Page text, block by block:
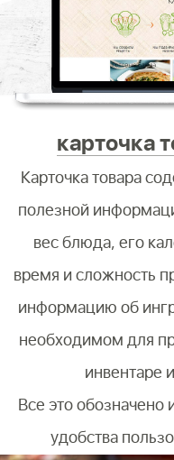
карточка
Карточка товара
полезной
вес блюда, его
время и сложность
информацию об
необходимом для
инвентаре
Все это обозначено
удобства